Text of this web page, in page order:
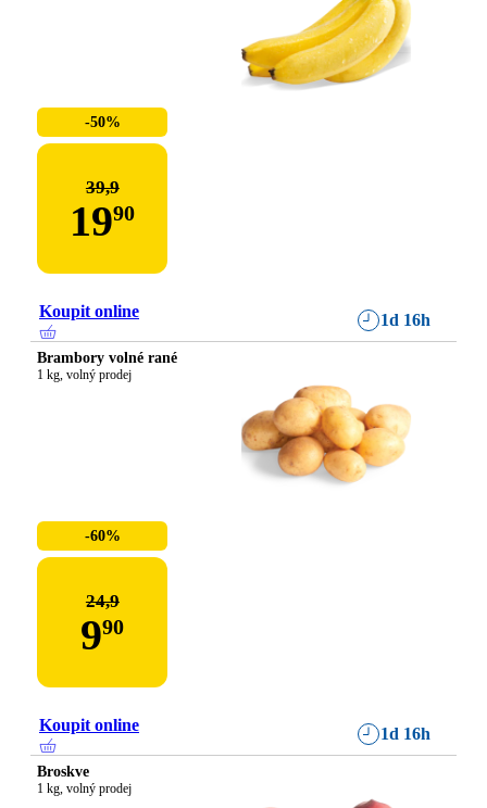
-50%
39,9
1990
Koupit online 1d 16h
Brambory volné rané
1 kg, volný prodej
-60%
24,9
990
Koupit online 1d 16h
Broskve
1 kg, volný prodej